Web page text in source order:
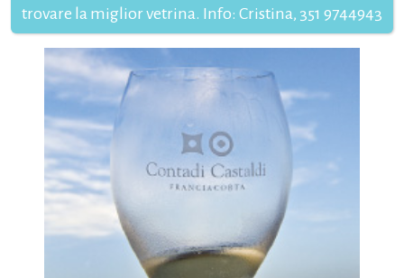
trovare la miglior vetrina. Info: Cristina, 351 9744943